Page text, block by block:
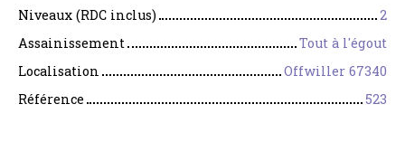
Niveaux (RDC inclus)
2
Assainissement
Tout à l'égout
Localisation
Offwiller 67340
Référence
523